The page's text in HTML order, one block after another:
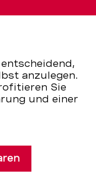
anzulegen.
Sie
und einer